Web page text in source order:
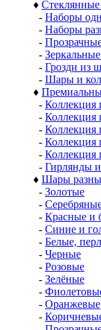
♦
- Наборы
- Наборы
-
-
- Грозди из
- Шары и
♦
-
-
-
-
-
- Гирлянды
♦ Шары
- Золотые
-
- Красные и
- Синие и
- Белые,
- Черные
- Розовые
- Зелёные
-
- Оранжевые
-